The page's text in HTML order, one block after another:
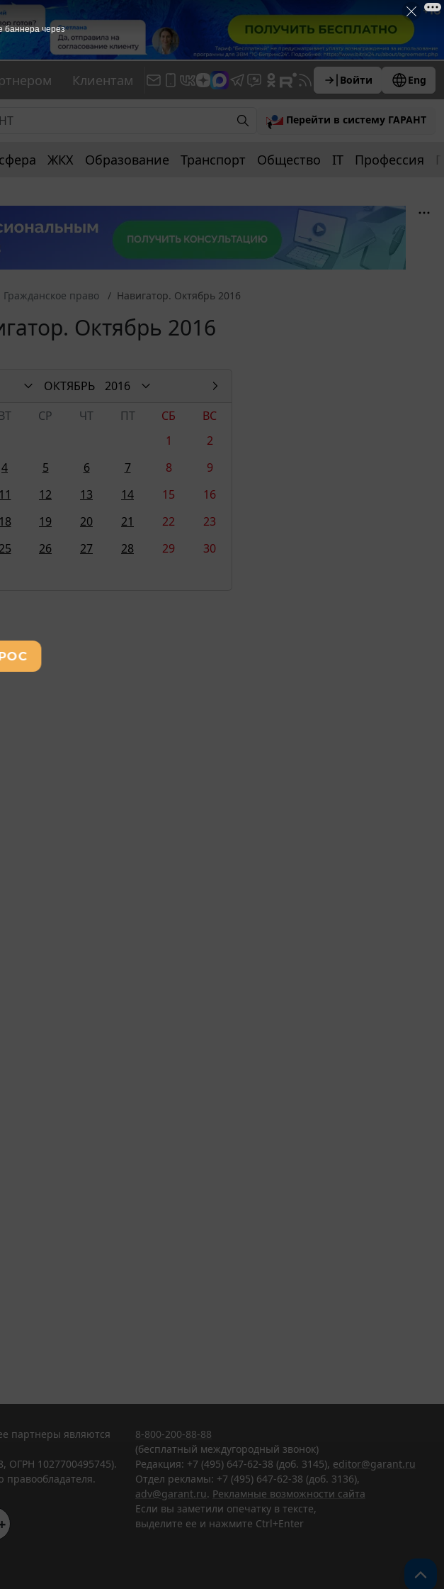
Клиентам Войти Eng
Перейти в систему ГАРАНТ
ЖКХ Образование Транспорт Общество IT Профессия
Гражданское право Навигатор. Октябрь 2016
Октябрь 2016
ОКТЯБРЬ
2016
ВТ СР ЧТ ПТ СБ
ВС
1
2
4 5 6 7 8
9
11 12 13 14 15
16
18 19 20 21 22
23
25 26 27 28 29
30
партнеры являются
ОГРН 1027700495745).
8-800-200-88-88
(бесплатный междугородный звонок)
Редакция: +7 (495) 647-62-38 (доб. 3145), editor@garant.ru
Отдел рекламы: +7 (495) 647-62-38 (доб. 3136),
adv@garant.ru. Рекламные возможности сайта
Если вы заметили опечатку в тексте,
выделите ее и нажмите Ctrl+Enter
баннера через